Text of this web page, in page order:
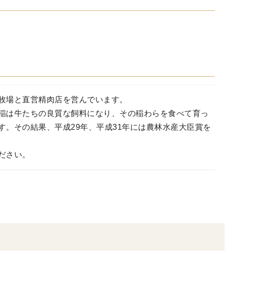
と直営精肉店を営んでいます。
牛たちの良質な飼料になり、その稲わらを食べて育っ
その結果、平成29年、平成31年には農林水産大臣賞を
さい。